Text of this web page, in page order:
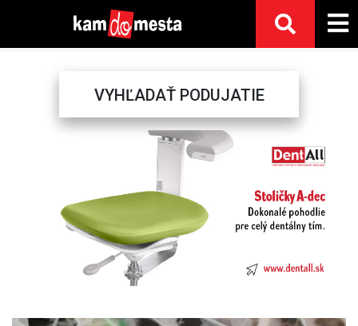
VYHĽADAŤ PODUJATIE
Previous